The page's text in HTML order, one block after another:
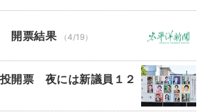
開票結果 （4/19）
開票 夜には新議員１２